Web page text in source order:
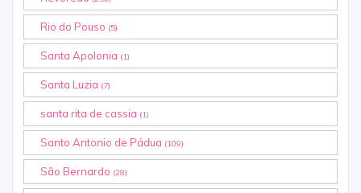
Rio do Pouso (5)
Santa Apolonia (1)
Santa Luzia (7)
santa rita de cassia (1)
Santo Antonio de Pádua (109)
São Bernardo (28)